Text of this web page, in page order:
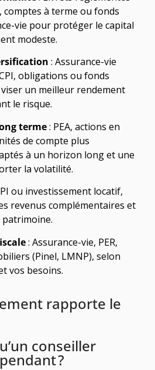
comptes à terme ou fonds
vie pour protéger le capital
modeste.
: Assurance-vie
obligations ou fonds
un meilleur rendement
le risque.
terme: PEA, actions en
de compte plus
à un horizon long et une
la volatilité.
ou investissement locatif,
revenus complémentaires et
: Assurance-vie, PER,
(Pinel, LMNP), selon
vos besoins.
rapporte le
conseiller
?